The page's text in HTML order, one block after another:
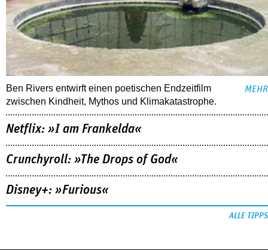
Ben Rivers entwirft einen poetischen Endzeitfilm
zwischen Kindheit, Mythos und Klimakatastrophe.
MEHR
Netflix: »I am Frankelda«
Crunchyroll: »The Drops of God«
Disney+: »Furious«
ALLE TIPPS